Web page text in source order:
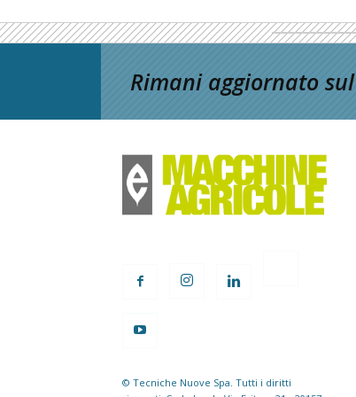
Rimani aggiornato
© Tecniche Nuove Spa. Tutti i diritti